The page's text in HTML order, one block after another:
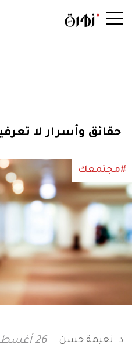
حقائق وأسرار لا
#مجتمعك
د. نعيمة حسن 26 أغسطس 2019